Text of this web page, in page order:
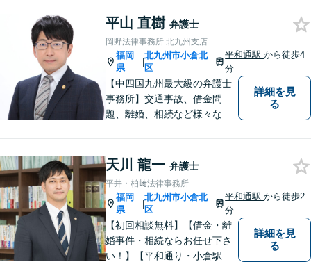
れています。 スピーディーか
つ依頼者様満足の高い事件処
理をモットーにしています。
平山 直樹 弁護士
岡野法律事務所 北九州支店
福岡
県
|
北九州市小倉北
区
平和通駅から徒歩4
分
【中四国九州最大級の弁護士
事務所】交通事故、借金問
題、離婚、相続など様々な問
まずはお気軽にご相談くださ
い！
詳細を見
る
天川 龍一 弁護士
平井・柏﨑法律事務所
福岡
県
|
北九州市小倉北
区
平和通駅から徒歩2
分
【初回相談無料】【借金・離
婚事件・相続ならお任せ下さ
い！】【平和通り・小倉駅近
詳細を見
る